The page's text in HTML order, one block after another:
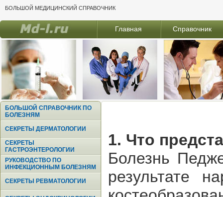
БОЛЬШОЙ МЕДИЦИНСКИЙ СПРАВОЧНИК
Главная Справочник
БОЛЬШОЙ СПРАВОЧНИК ПО
БОЛЕЗНЯМ
СЕКРЕТЫ ДЕРМАТОЛОГИИ
СЕКРЕТЫ
ГАСТРОЭНТЕРОЛОГИИ
РУКОВОДСТВО ПО
ИНФЕКЦИОННЫМ БОЛЕЗНЯМ
СЕКРЕТЫ РЕВМАТОЛОГИИ
1. Что
Болезнь
результате